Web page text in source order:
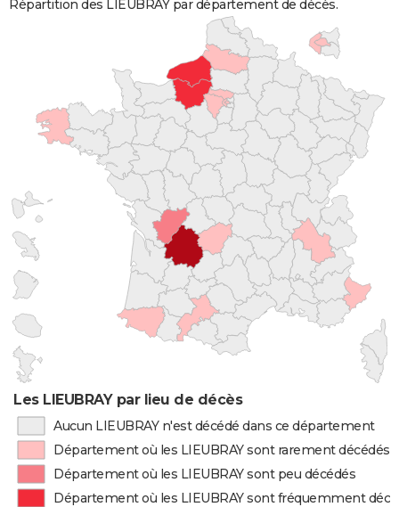
Répartition des LIEUBRAY par département de décès.
Les LIEUBRAY par lieu de décès
Aucun LIEUBRAY n'est décédé dans ce département
Département où les LIEUBRAY sont rarement décédés
Département où les LIEUBRAY sont peu décédés
Département où les LIEUBRAY sont fréquemment